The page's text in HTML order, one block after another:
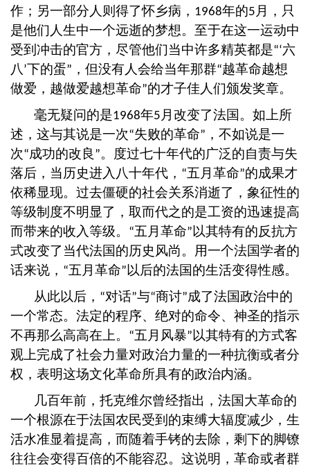
作；另一部分人则得了怀乡病， 1968年的5 月，只
是他们人生中一个远逝的梦想。至于在这一运动中
受到冲击的官方，尽管他们当中许多精英都是“‘六
八 ’下的蛋” ，但没有人会给当年那群“越革命越想
做爱，越做爱越想革命”的才子佳人们颁发奖章。
毫无疑问的是1968年5 月改变了法国。如上所
述，这与其说是一次“失败的革命” ，不如说是一
次“成功的改良 ”。度过七十年代的广泛的自责与失
落后，当历史进入八十年代， “五月革命”的成果才
依稀显现。过去僵硬的社会关系消逝了，象征性的
等级制度不明显了，取而代之的是工资的迅速提高
而带来的收入等级。
“五月革命” 以其特有的反抗方
式改变了当代法国的历史风尚。用一个法国学者的
话来说， “五月革命” 以后的法国的生活变得性感。
从此以后， “对话”与“商讨”成了法国政治中的
一个常态。法定的程序、绝对的命令、神圣的指示
不再那么高高在上。
“五月风暴” 以其特有的方式客
观上完成了社会力量对政治力量的一种抗衡或者分
权，表明这场文化革命所具有的政治内涵。
几百年前，托克维尔曾经指出，法国大革命的
一个根源在于法国农民受到的束缚大辐度减少，生
活水准显着提高，而随着手铐的去除，剩下的脚镣
往往会变得百倍的不能容忍。这说明，革命或者群